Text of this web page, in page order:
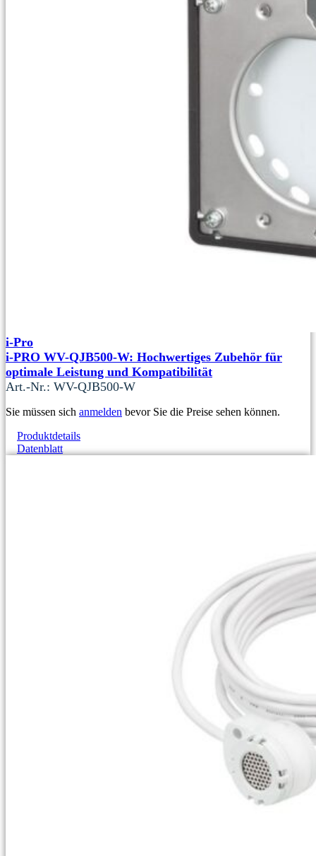
i-Pro
i-PRO WV-QJB500-W: Hochwertiges Zubehör für
optimale Leistung und Kompatibilität
Art.-Nr.: WV-QJB500-W
Sie müssen sich anmelden bevor Sie die Preise sehen können.
Produktdetails
Datenblatt